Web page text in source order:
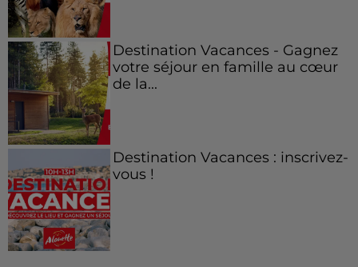
Destination Vacances - Gagnez
votre séjour en famille au cœur
de la...
Destination Vacances : inscrivez-
vous !